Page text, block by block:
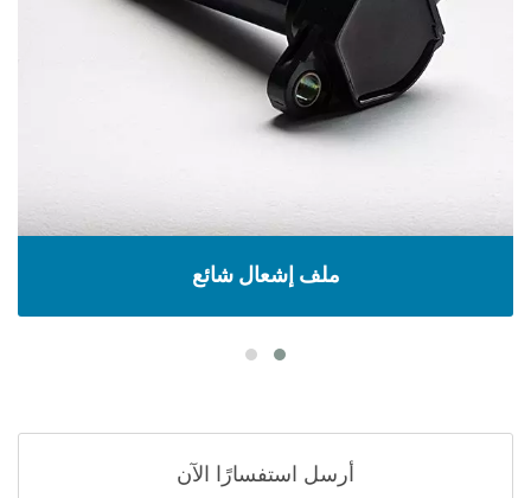
ملف إشعال شائع
أرسل استفسارًا الآن